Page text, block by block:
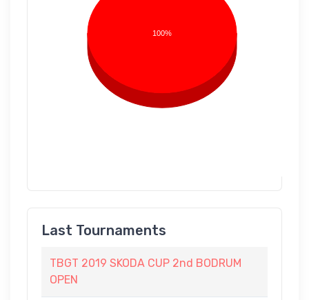
100%
Last Tournaments
TBGT 2019 SKODA CUP 2nd BODRUM
OPEN